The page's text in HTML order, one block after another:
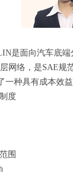
是面向汽车底端
网络，是SAE规
一种具有成本效
度
围